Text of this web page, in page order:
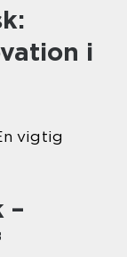
i
vigtig
–